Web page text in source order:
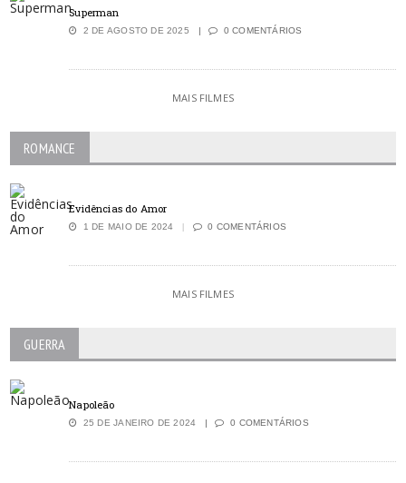
Superman
2 DE AGOSTO DE 2025 0 COMENTÁRIOS
MAIS FILMES
ROMANCE
Evidências do Amor
1 DE MAIO DE 2024 0 COMENTÁRIOS
MAIS FILMES
GUERRA
Napoleão
25 DE JANEIRO DE 2024 0 COMENTÁRIOS